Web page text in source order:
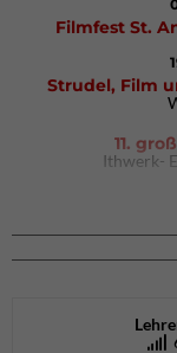
Filmfest St.
Strudel, Film
11.
Ithwerk-
DAV Kletter- &